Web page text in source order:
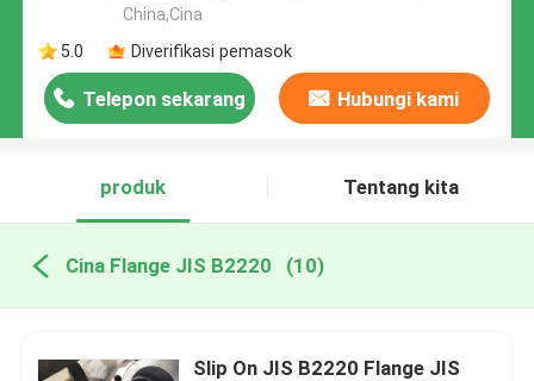
China,Cina
5.0
Diverifikasi pemasok
Telepon sekarang Hubungi kami
produk Tentang kita
Cina Flange JIS B2220 (10)
Slip On JIS B2220 Flange JIS